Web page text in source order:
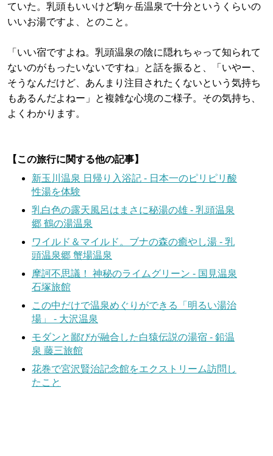
ていた。乳頭もいいけど駒ヶ岳温泉で十分というくらいの
いいお湯ですよ、とのこと。
「いい宿ですよね。乳頭温泉の陰に隠れちゃって知られて
ないのがもったいないですね」と話を振ると、「いやー、
そうなんだけど、あんまり注目されたくないという気持ち
もあるんだよねー」と複雑な心境のご様子。その気持ち、
よくわかります。
【この旅行に関する他の記事】
新玉川温泉 日帰り入浴記 - 日本一のピリピリ酸
性湯を体験
乳白色の露天風呂はまさに秘湯の雄 - 乳頭温泉
郷 鶴の湯温泉
ワイルド＆マイルド。ブナの森の癒やし湯 - 乳
頭温泉郷 蟹場温泉
摩訶不思議！ 神秘のライムグリーン - 国見温泉
石塚旅館
この中だけで温泉めぐりができる「明るい湯治
場」 - 大沢温泉
モダンと鄙びが融合した白猿伝説の湯宿 - 鉛温
泉 藤三旅館
花巻で宮沢賢治記念館をエクストリーム訪問し
たこと